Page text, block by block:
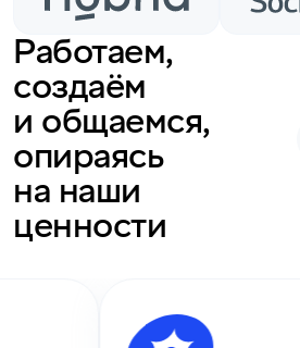
Работаем,
создаём
и общаемся,
опираясь
на наши
ценности